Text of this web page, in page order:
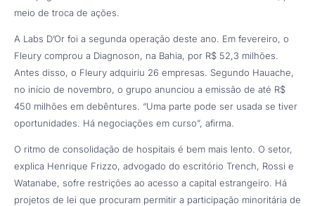
meio de troca de ações.
A Labs D’Or foi a segunda operação deste ano. Em fevereiro, o
Fleury comprou a Diagnoson, na Bahia, por R$ 52,3 milhões.
Antes disso, o Fleury adquiriu 26 empresas. Segundo Hauache,
no início de novembro, o grupo anunciou a emissão de até R$
450 milhões em debêntures. “Uma parte pode ser usada se tiver
oportunidades. Há negociações em curso”, afirma.
O ritmo de consolidação de hospitais é bem mais lento. O setor,
explica Henrique Frizzo, advogado do escritório Trench, Rossi e
Watanabe, sofre restrições ao acesso a capital estrangeiro. Há
projetos de lei que procuram permitir a participação minoritária de